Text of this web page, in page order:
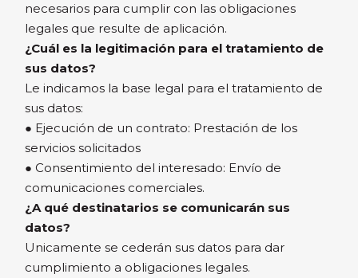
necesarios para cumplir con las obligaciones
legales que resulte de aplicación.
¿Cuál es la legitimación para el tratamiento de
sus datos?
Le indicamos la base legal para el tratamiento de
sus datos:
● Ejecución de un contrato: Prestación de los
servicios solicitados
● Consentimiento del interesado: Envío de
comunicaciones comerciales.
¿A qué destinatarios se comunicarán sus
datos?
Unicamente se cederán sus datos para dar
cumplimiento a obligaciones legales.